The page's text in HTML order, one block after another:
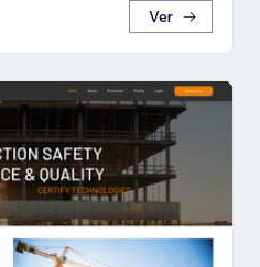
Ver